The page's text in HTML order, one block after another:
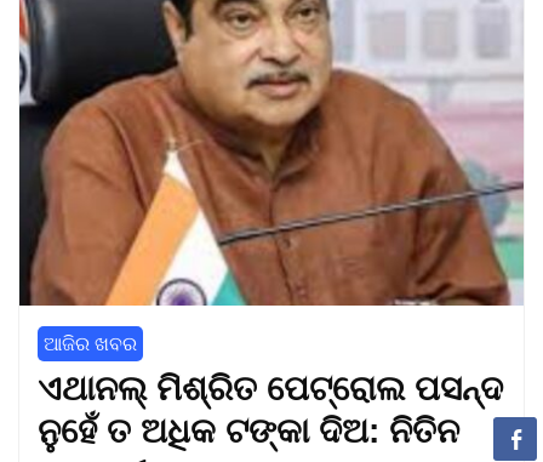
ଆଜିର ଖବର
ଏଥାନଲ୍ ମିଶ୍ରିତ ପେଟ୍ରୋଲ ପସନ୍ଦ
ନୁହେଁ ତ ଅଧିକ ଟଙ୍କା ଦିଅ: ନିତିନ